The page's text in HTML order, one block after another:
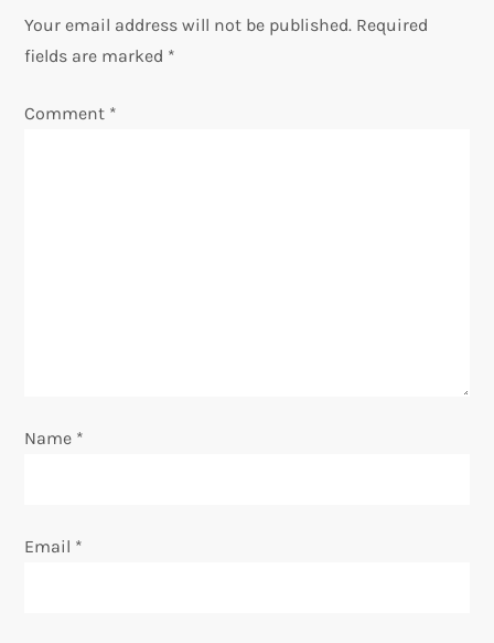
n
a
v
o
Your email address will not be published. Required
fields are marked *
Comment *
Name *
Email *